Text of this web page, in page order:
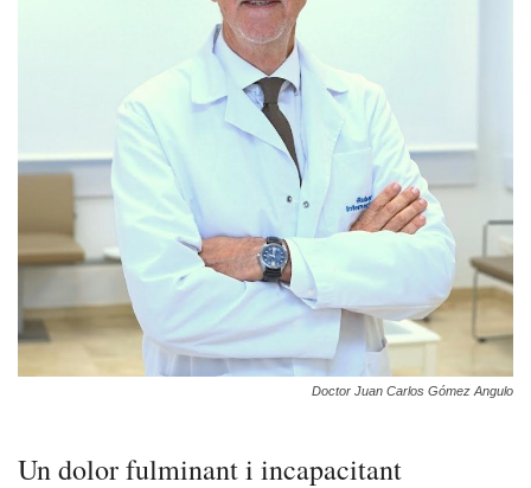
Doctor Juan Carlos Gómez Angulo
Un dolor fulminant i incapacitant